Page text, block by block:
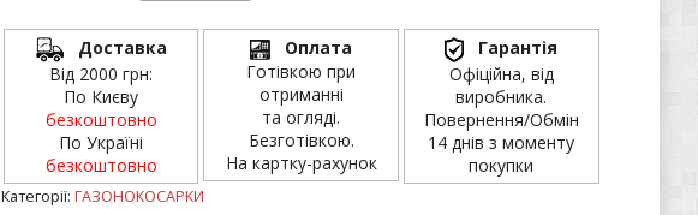
Доставка
Від 2000 грн:
По Києву
безкоштовно
По Україні
безкоштовно
Оплата
Готівкою при
отриманні
та огляді.
Безготівкою.
На картку-рахунок
Гарантія
Офіційна, від
виробника.
Повернення/Обмін
14 днів з моменту
покупки
Категорії: ГАЗОНОКОСАРКИ